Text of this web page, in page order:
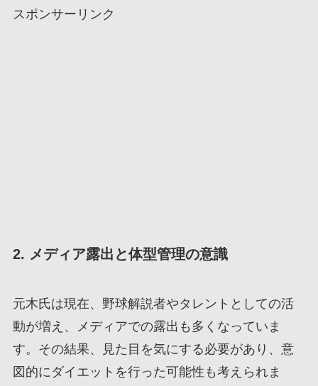
スポンサーリンク
2. メディア露出と体型管理の意識
元木氏は現在、野球解説者やタレントとしての活
動が増え、メディアでの露出も多くなっていま
す。その結果、見た目を気にする必要があり、意
図的にダイエットを行った可能性も考えられま